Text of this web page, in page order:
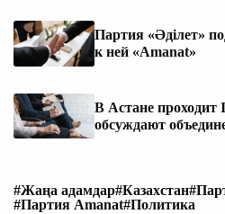
Партия «Әділет»
к ней «Amanat»
В Астане проходит
обсуждают
#Жаңа адамдар#Казахстан
#Партия Amanat#Политика